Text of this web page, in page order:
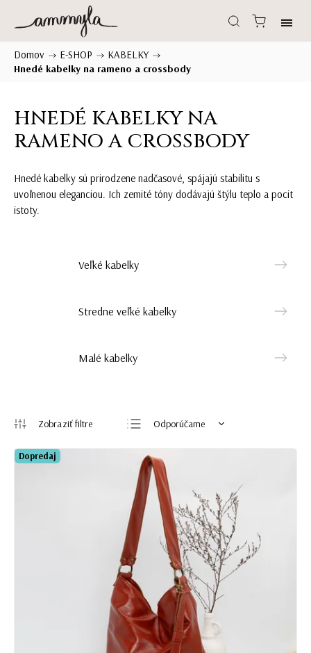
Domov / E-SHOP / KABELKY /
Hnedé kabelky na rameno a crossbody
HNEDÉ KABELKY NA
RAMENO A CROSSBODY
Hnedé kabelky sú prirodzene nadčasové, spájajú stabilitu s
uvoľnenou eleganciou. Ich zemité tóny dodávajú štýlu teplo a pocit
istoty.
Veľké kabelky
Stredne veľké kabelky
Malé kabelky
Odporúčame
Najdrahšie
Najpredávanejšie
Abecedne
Dopredaj